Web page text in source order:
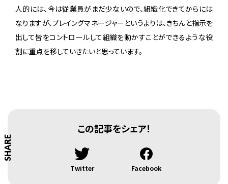
人的には、今は従業員がまだ少ないので、組織化できてからには
なりますが、プレイングマネージャーというよりは、きちんと指示を
出して皆をコントロールして組織を動かすことができるような役
割に重点を移していきたいと思っています。
SHARE
この記事をシェア！
Twitter Facebook